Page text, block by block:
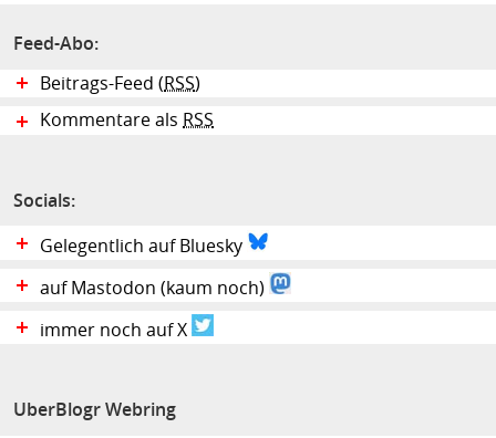
Feed-Abo:
Beitrags-Feed (RSS)
Kommentare als RSS
Socials:
Gelegentlich auf Bluesky
auf Mastodon (kaum noch)
immer noch auf X
UberBlogr Webring